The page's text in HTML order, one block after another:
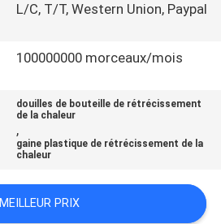
L/C, T/T, Western Union, Paypal
100000000 morceaux/mois
douilles de bouteille de rétrécissement
de la chaleur
,
gaine plastique de rétrécissement de la
chaleur
MEILLEUR PRIX